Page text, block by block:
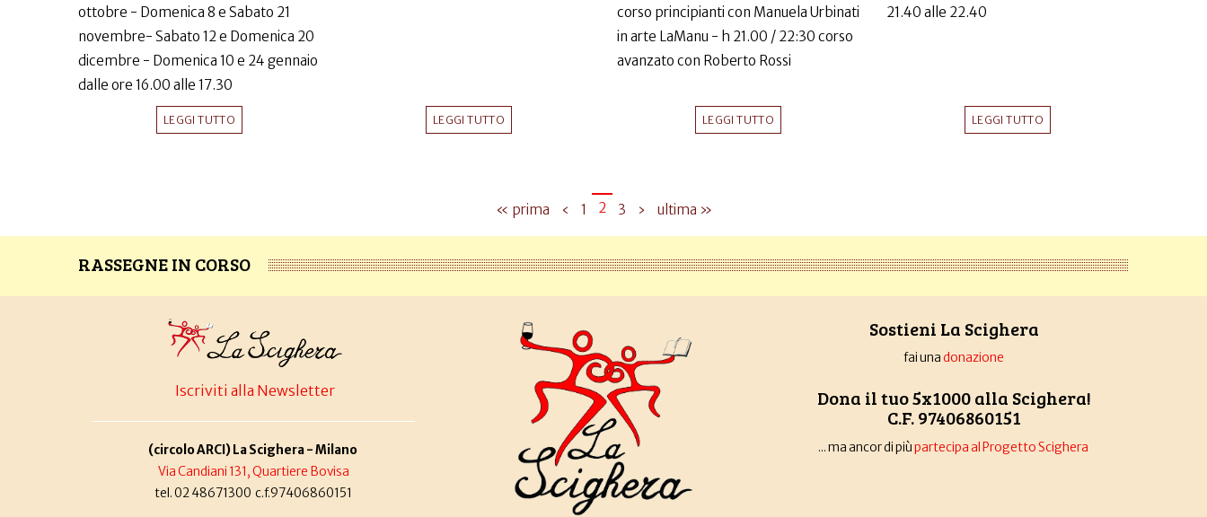
ottobre - Domenica 8 e Sabato 21
novembre- Sabato 12 e Domenica 20
dicembre - Domenica 10 e 24 gennaio
dalle ore 16.00 alle 17.30
LEGGI TUTTO LEGGI TUTTO
corso principianti con Manuela Urbinati
in arte LaManu - h 21.00 / 22:30 corso
avanzato con Roberto Rossi
LEGGI TUTTO
21.40 alle 22.40
LEGGI TUTTO
« prima ‹ 1 2 3 › ultima »
RASSEGNE IN CORSO
Iscriviti alla Newsletter
(circolo ARCI) La Scighera - Milano
Via Candiani 131, Quartiere Bovisa
tel. 02 48671300 c.f.97406860151
Sostieni La Scighera
fai unadonazione
Dona il tuo 5x1000 alla Scighera!
C.F. 97406860151
... ma ancor di piùpartecipa al Progetto Scighera